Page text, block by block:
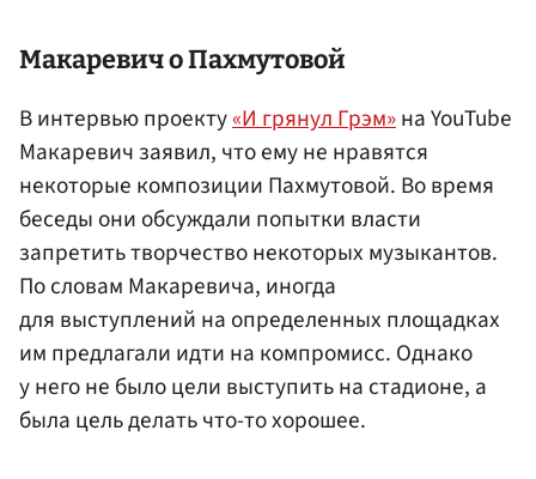
Макаревич о Пахмутовой
В интервью проекту«И грянул Грэм»на YouTube
Макаревич заявил, что ему не нравятся
некоторые композиции Пахмутовой. Во время
беседы они обсуждали попытки власти
запретить творчество некоторых музыкантов.
По словам Макаревича, иногда
для выступлений на определенных площадках
им предлагали идти на компромисс. Однако
у него не было цели выступить на стадионе, а
была цель делать что-то хорошее.